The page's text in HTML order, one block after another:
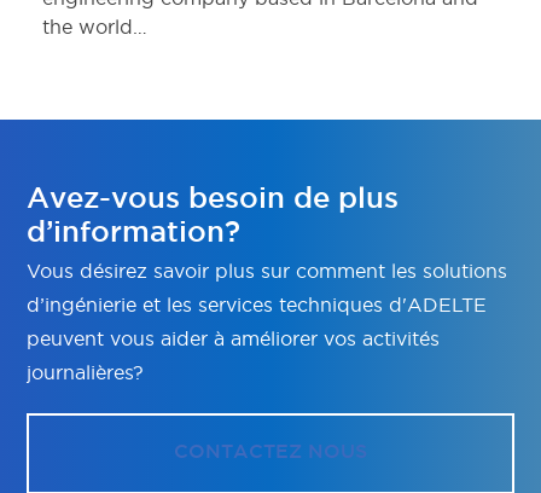
the world…
Avez-vous besoin de plus
d’information?
Vous désirez savoir plus sur comment les solutions
d’ingénierie et les services techniques d'ADELTE
peuvent vous aider à améliorer vos activités
journalières?
CONTACTEZ NOUS